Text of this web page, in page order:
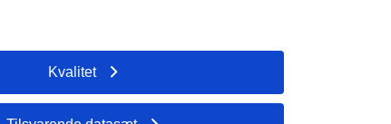
Kvalitet